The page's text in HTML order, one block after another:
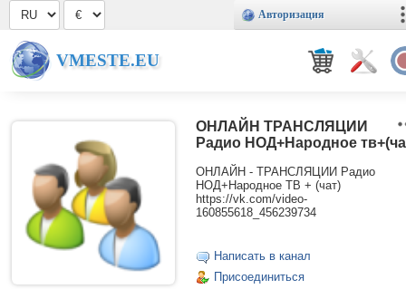
Авторизация
VMESTE.EU
ОНЛАЙН ТРАНСЛЯЦИИ
Радио НОД+Народное
ОНЛАЙН - ТРАНСЛЯЦИИ Радио
НОД+Народное ТВ + (чат)
https://vk.com/video-
160855618_456239734
Написать в канал
Присоединиться